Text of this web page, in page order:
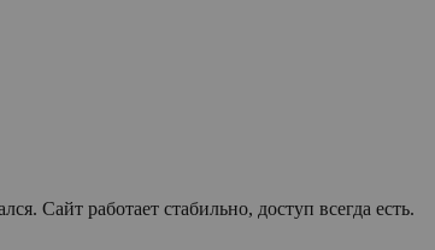
Сайт работает стабильно, доступ всегда есть.